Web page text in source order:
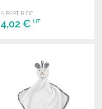
A PARTIR DE
4,02 €HT
Demander un devis